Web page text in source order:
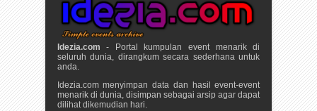
Idezia.com - Portal kumpulan event menarik di
seluruh dunia, dirangkum secara sederhana untuk
anda.
Idezia.com menyimpan data dan hasil event-event
menarik di dunia, disimpan sebagai arsip agar dapat
dilihat dikemudian hari.